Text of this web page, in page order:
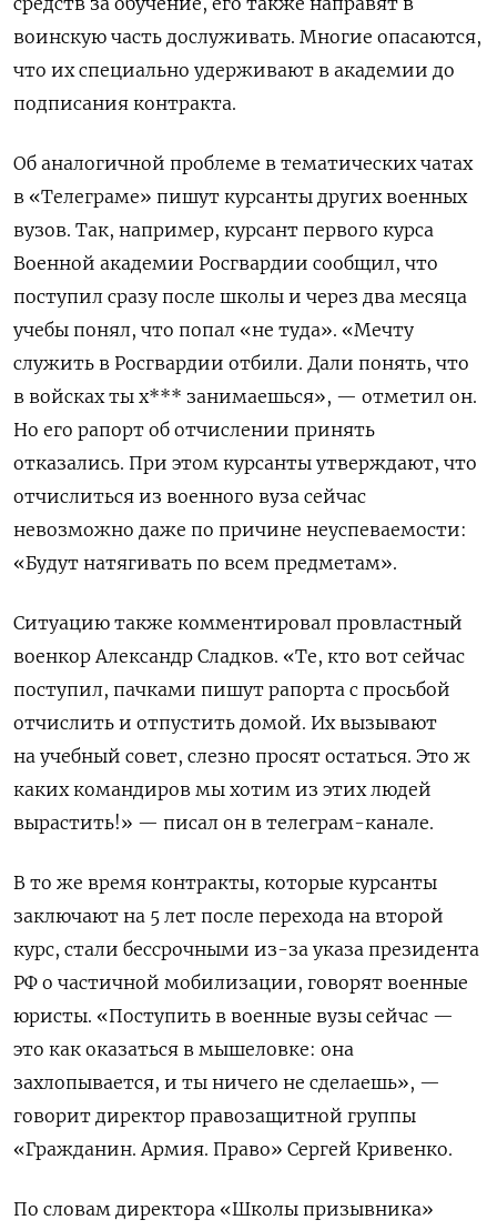
воинскую часть дослуживать. Многие опасаются,
что их специально удерживают в академии до
подписания контракта.
Об аналогичной проблеме в тематических чатах
в «Телеграме» пишут курсанты других военных
вузов. Так, например, курсант первого курса
Военной академии Росгвардии сообщил, что
поступил сразу после школы и через два месяца
учебы понял, что попал «не туда». «Мечту
служить в Росгвардии отбили. Дали понять, что
в войсках ты х*** занимаешься», — отметил он.
Но его рапорт об отчислении принять
отказались. При этом курсанты утверждают, что
отчислиться из военного вуза сейчас
невозможно даже по причине неуспеваемости:
«Будут натягивать по всем предметам».
Ситуацию также комментировал провластный
военкор Александр Сладков. «Те, кто вот сейчас
поступил, пачками пишут рапорта с просьбой
отчислить и отпустить домой. Их вызывают
на учебный совет, слезно просят остаться. Это ж
каких командиров мы хотим из этих людей
вырастить!» — писал он в телеграм-канале.
В то же время контракты, которые курсанты
заключают на 5 лет после перехода на второй
курс, стали бессрочными из-за указа президента
РФ о частичной мобилизации, говорят военные
юристы. «Поступить в военные вузы сейчас —
это как оказаться в мышеловке: она
захлопывается, и ты ничего не сделаешь», —
говорит директор правозащитной группы
«Гражданин. Армия. Право» Сергей Кривенко.
По словам директора «Школы призывника»